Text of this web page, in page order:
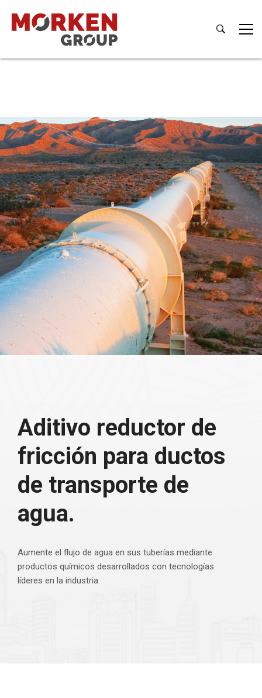
Aditivo reductor de
fricción para ductos
de transporte de
agua.
Aumente el flujo de agua en sus tuberías mediante
productos químicos desarrollados con tecnologías
líderes en la industria.